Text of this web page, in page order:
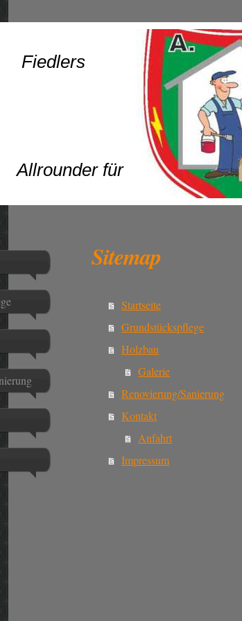
Fiedlers
Allrounder
Sitemap
Startseite
Grundstückspflege
Holzbau
Galerie
Renovierung/Sanierung
Kontakt
Anfahrt
Impressum